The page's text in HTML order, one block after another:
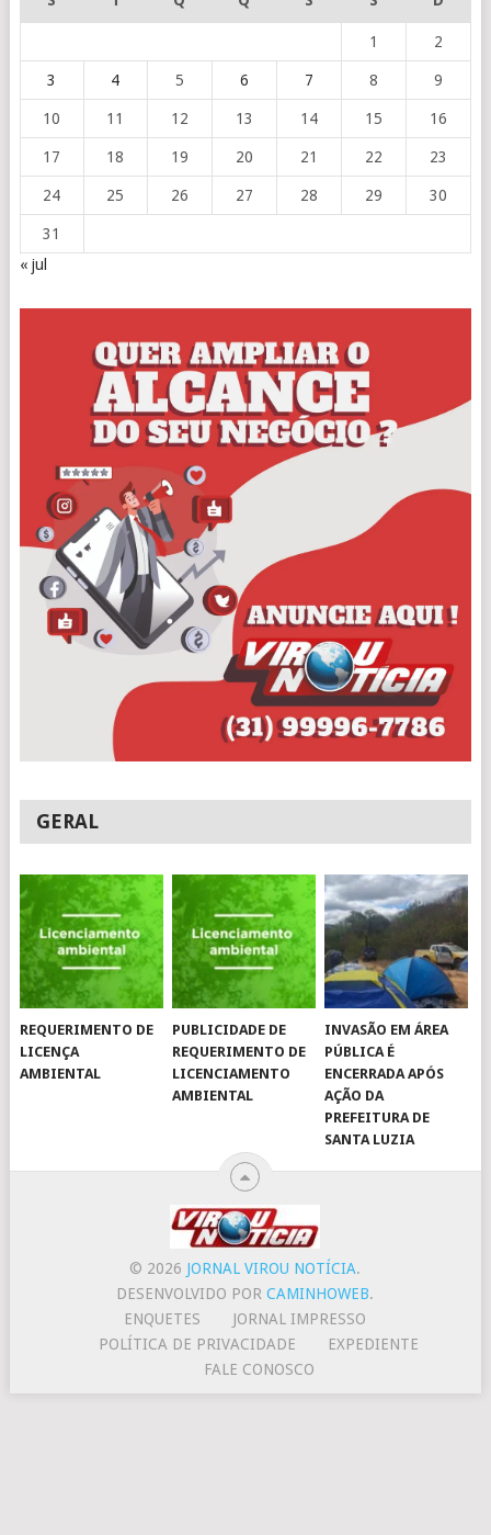
1 2
3 4 5 6 7 8 9
10 11 12 13 14 15 16
17 18 19 20 21 22 23
24 25 26 27 28 29 30
31
« jul
GERAL
REQUERIMENTO DE
LICENÇA
AMBIENTAL
PUBLICIDADE DE
REQUERIMENTO DE
LICENCIAMENTO
AMBIENTAL
INVASÃO EM ÁREA
PÚBLICA É
ENCERRADA APÓS
AÇÃO DA
PREFEITURA DE
SANTA LUZIA
© 2026 JORNAL VIROU NOTÍCIA.
DESENVOLVIDO PORCAMINHOWEB.
ENQUETES
JORNAL IMPRESSO
POLÍTICA DE PRIVACIDADE
EXPEDIENTE
FALE CONOSCO